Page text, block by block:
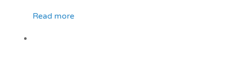
Read more